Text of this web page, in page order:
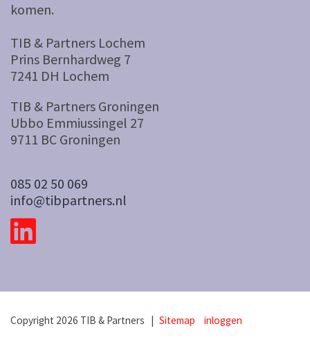
komen.
TIB & Partners Lochem
Prins Bernhardweg 7
7241 DH Lochem
TIB & Partners Groningen
Ubbo Emmiussingel 27
9711 BC Groningen
085 02 50 069
info@tibpartners.nl
Copyright 2026 TIB & Partners | Sitemap inloggen